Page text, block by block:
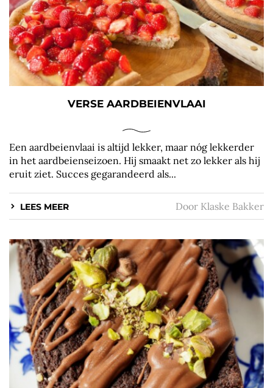
VERSE AARDBEIENVLAAI
Een aardbeienvlaai is altijd lekker, maar nóg lekkerder
in het aardbeienseizoen. Hij smaakt net zo lekker als hij
eruit ziet. Succes gegarandeerd als...
LEES MEER Door Klaske Bakker